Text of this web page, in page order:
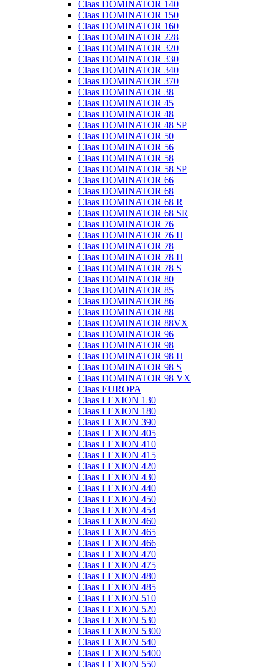
Claas DOMINATOR 140
Claas DOMINATOR 150
Claas DOMINATOR 160
Claas DOMINATOR 228
Claas DOMINATOR 320
Claas DOMINATOR 330
Claas DOMINATOR 340
Claas DOMINATOR 370
Claas DOMINATOR 38
Claas DOMINATOR 45
Claas DOMINATOR 48
Claas DOMINATOR 48 SP
Claas DOMINATOR 50
Claas DOMINATOR 56
Claas DOMINATOR 58
Claas DOMINATOR 58 SP
Claas DOMINATOR 66
Claas DOMINATOR 68
Claas DOMINATOR 68 R
Claas DOMINATOR 68 SR
Claas DOMINATOR 76
Claas DOMINATOR 76 H
Claas DOMINATOR 78
Claas DOMINATOR 78 H
Claas DOMINATOR 78 S
Claas DOMINATOR 80
Claas DOMINATOR 85
Claas DOMINATOR 86
Claas DOMINATOR 88
Claas DOMINATOR 88VX
Claas DOMINATOR 96
Claas DOMINATOR 98
Claas DOMINATOR 98 H
Claas DOMINATOR 98 S
Claas DOMINATOR 98 VX
Claas EUROPA
Claas LEXION 130
Claas LEXION 180
Claas LEXION 390
Claas LEXION 405
Claas LEXION 410
Claas LEXION 415
Claas LEXION 420
Claas LEXION 430
Claas LEXION 440
Claas LEXION 450
Claas LEXION 454
Claas LEXION 460
Claas LEXION 465
Claas LEXION 466
Claas LEXION 470
Claas LEXION 475
Claas LEXION 480
Claas LEXION 485
Claas LEXION 510
Claas LEXION 520
Claas LEXION 530
Claas LEXION 5300
Claas LEXION 540
Claas LEXION 5400
Claas LEXION 550